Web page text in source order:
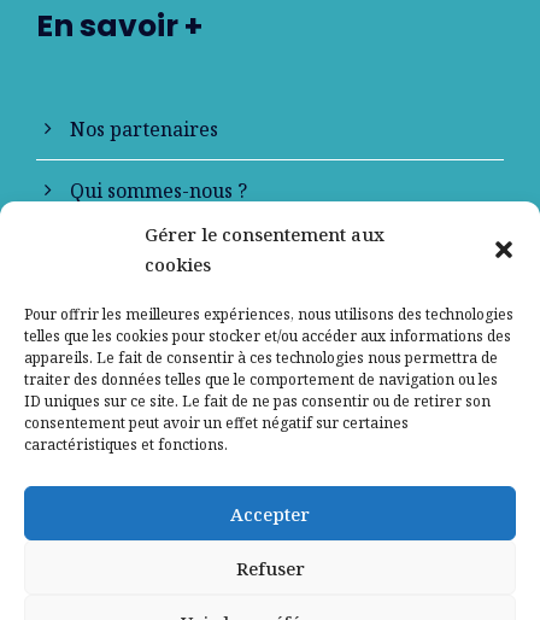
Gérer le consentement aux
cookies
Pour offrir les meilleures expériences, nous utilisons des technologies
telles que les cookies pour stocker et/ou accéder aux informations des
appareils. Le fait de consentir à ces technologies nous permettra de
traiter des données telles que le comportement de navigation ou les
ID uniques sur ce site. Le fait de ne pas consentir ou de retirer son
consentement peut avoir un effet négatif sur certaines
caractéristiques et fonctions.
Accepter
Refuser
En savoir +
Nos partenaires
Qui sommes-nous ?
Contactez-nous
Mentions légales
Politique de confidentialité